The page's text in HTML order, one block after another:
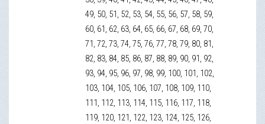
49, 50, 51, 52, 53, 54, 55, 56, 57, 58, 59,
60, 61, 62, 63, 64, 65, 66, 67, 68, 69, 70,
71, 72, 73, 74, 75, 76, 77, 78, 79, 80, 81,
82, 83, 84, 85, 86, 87, 88, 89, 90, 91, 92,
93, 94, 95, 96, 97, 98, 99, 100, 101, 102,
103, 104, 105, 106, 107, 108, 109, 110,
111, 112, 113, 114, 115, 116, 117, 118,
119, 120, 121, 122, 123, 124, 125, 126,